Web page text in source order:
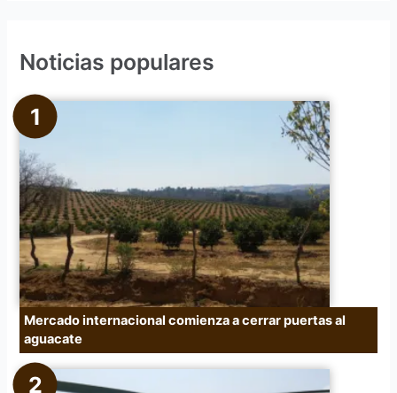
a
o
r
:
Noticias populares
Mercado internacional comienza a cerrar puertas al
aguacate